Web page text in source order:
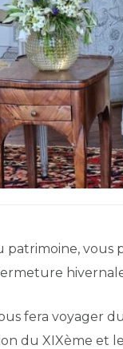
patrimoine,
fera voyager
du XIXème et